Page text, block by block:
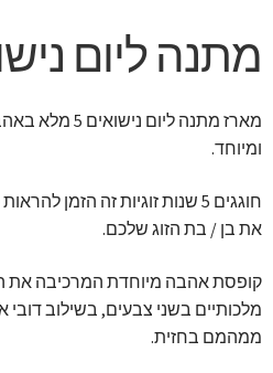
מתנה ליום
מארז מתנה ליום נישואים 5 מלא באהבה
ומיוחד.
חוגגים 5 שנות זוגיות זה הזמן
את בן / בת הזוג שלכם.
ממהמם בחזית.